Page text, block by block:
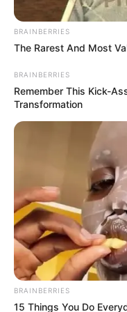
Ansiedad
Por:Luis Carlos
Abril 4, 2024
BRAINBERRIES
The Rarest And Most
BRAINBERRIES
Remember This Kick-
Transformation
BRAINBERRIES
15 Things You Do